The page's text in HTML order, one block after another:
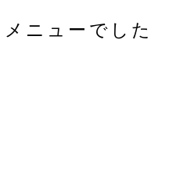
ニューでした